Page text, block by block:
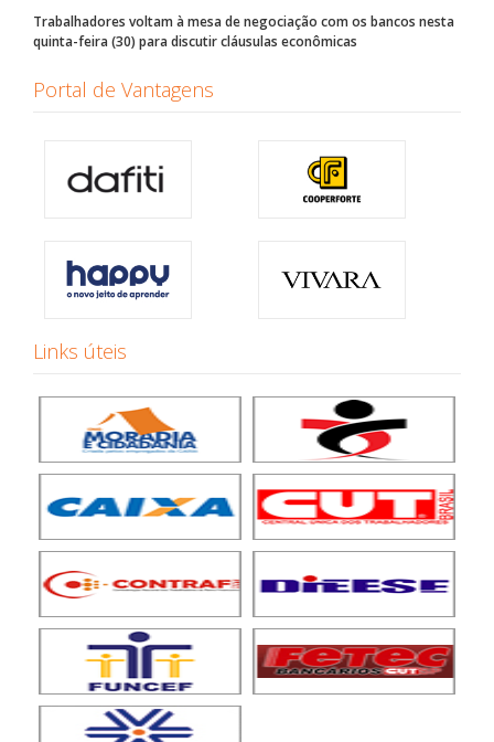
Trabalhadores voltam à mesa de negociação com os bancos nesta
quinta-feira (30) para discutir cláusulas econômicas
Portal de Vantagens
Links úteis